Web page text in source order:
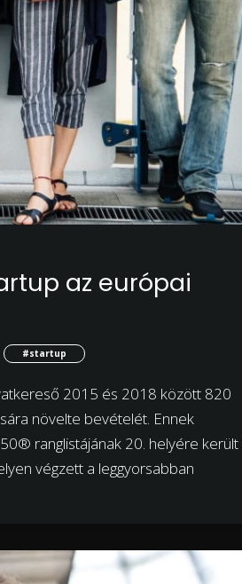
az európai
#startup
2015 és 2018 között 820
növelte bevételét. Ennek
ranglistájának 20. helyére került
végzett a leggyorsabban